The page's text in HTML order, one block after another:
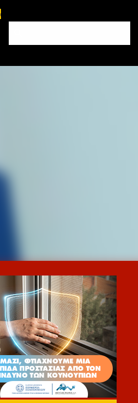
διαμερισμάτων Σπάρτη